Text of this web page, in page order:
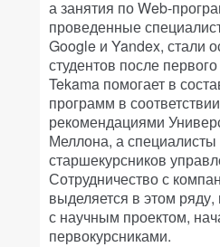
а занятия по Web-
проведенные
Google и Yandex, стали
студентов после
Tekama помогает в
программ в
рекомендациями
Меллона, а
старшекурсников
Сотрудничество с
выделяется в этом ряду,
с научным проектом,
первокурсниками.